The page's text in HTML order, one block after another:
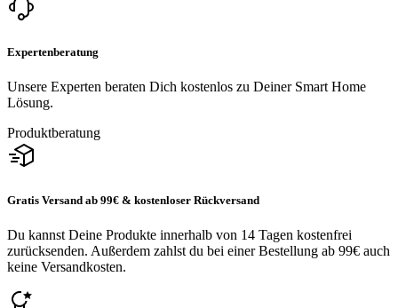
Expertenberatung
Unsere Experten beraten Dich kostenlos zu Deiner Smart Home
Lösung.
Produktberatung
Gratis Versand ab 99€ & kostenloser Rückversand
Du kannst Deine Produkte innerhalb von 14 Tagen kostenfrei
zurücksenden. Außerdem zahlst du bei einer Bestellung ab 99€ auch
keine Versandkosten.